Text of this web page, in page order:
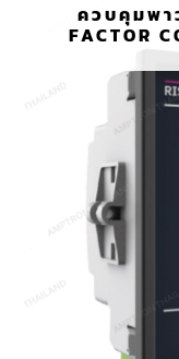
ควบคุมพา
FACTOR